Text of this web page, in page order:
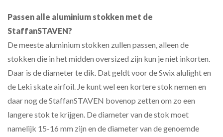
Passen alle aluminium stokken met de
StaffanSTAVEN?
De meeste aluminium stokken zullen passen, alleen de
stokken die in het midden oversized zijn kun je niet inkorten.
Daar is de diameter te dik. Dat geldt voor de Swix alulight en
de Leki skate airfoil. Je kunt wel een kortere stok nemen en
daar nog de StaffanSTAVEN bovenop zetten om zo een
langere stok te krijgen. De diameter van de stok moet
namelijk 15-16 mm zijn en de diameter van de genoemde